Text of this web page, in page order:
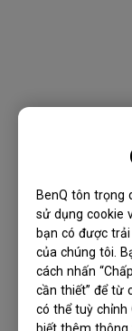
BenQ tôn trọng
sử dụng cookie
bạn có được
của chúng tôi.
cách nhấn
cần thiết” để từ
có thể tuỳ chỉnh
biết thêm thông
Chế độ